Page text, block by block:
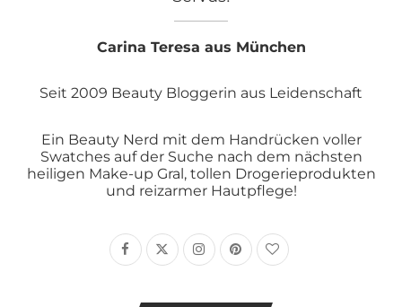
Carina Teresa aus München
Seit 2009 Beauty Bloggerin aus Leidenschaft
Ein Beauty Nerd mit dem Handrücken voller
Swatches auf der Suche nach dem nächsten
heiligen Make-up Gral, tollen Drogerieprodukten
und reizarmer Hautpflege!